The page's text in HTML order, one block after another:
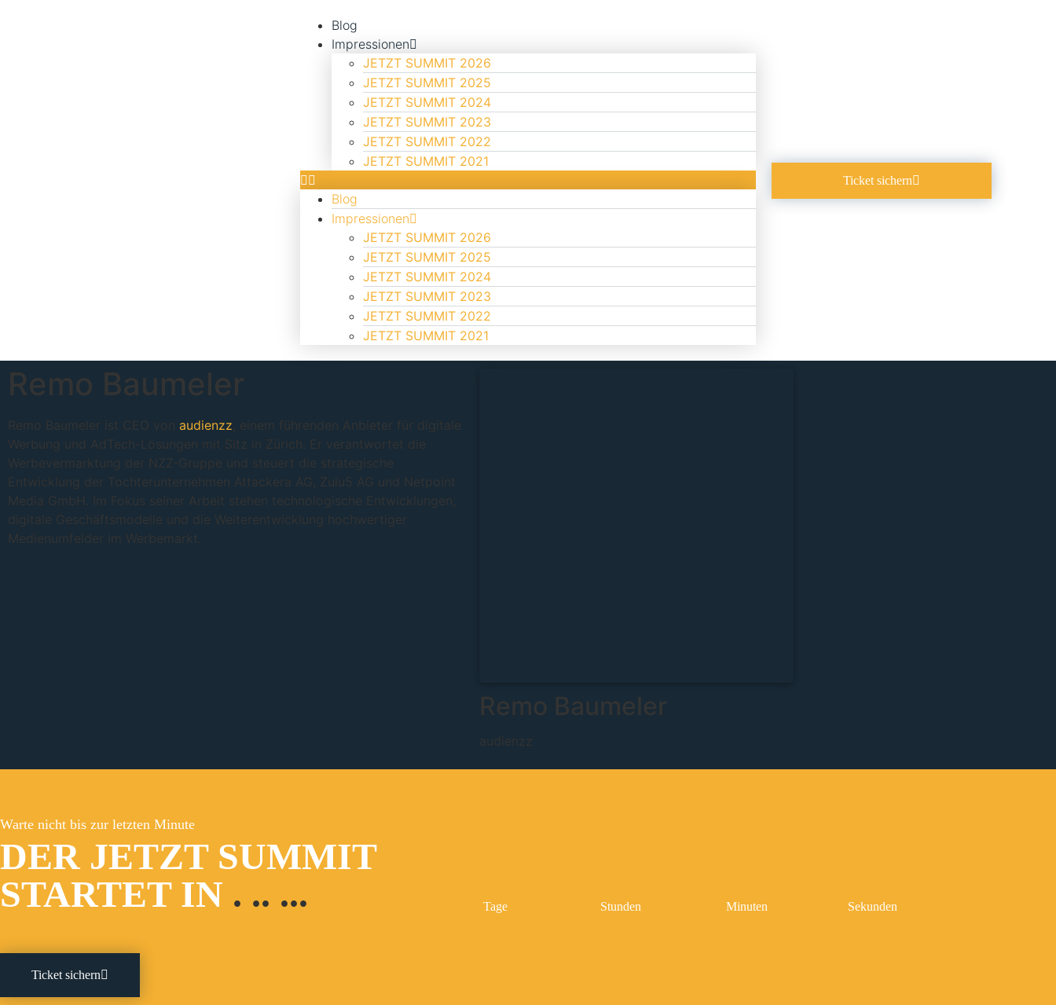
Blog
Impressionen
JETZT SUMMIT 2026
JETZT SUMMIT 2025
JETZT SUMMIT 2024
JETZT SUMMIT 2023
JETZT SUMMIT 2022
JETZT SUMMIT 2021
Blog
Impressionen
JETZT SUMMIT 2026
JETZT SUMMIT 2025
JETZT SUMMIT 2024
JETZT SUMMIT 2023
JETZT SUMMIT 2022
JETZT SUMMIT 2021
Ticket sichern
Remo Baumeler
Remo Baumeler ist CEO von audienzz, einem führenden Anbieter für digitale
Werbung und AdTech-Lösungen mit Sitz in Zürich. Er verantwortet die
Werbevermarktung der NZZ-Gruppe und steuert die strategische
Entwicklung der Tochterunternehmen Attackera AG, Zulu5 AG und Netpoint
Media GmbH. Im Fokus seiner Arbeit stehen technologische Entwicklungen,
digitale Geschäftsmodelle und die Weiterentwicklung hochwertiger
Medienumfelder im Werbemarkt.
Remo Baumeler
audienzz
Warte nicht bis zur letzten Minute
DER JETZT SUMMIT
STARTET IN . .. ...
Ticket sichern
Tage Stunden Minuten Sekunden